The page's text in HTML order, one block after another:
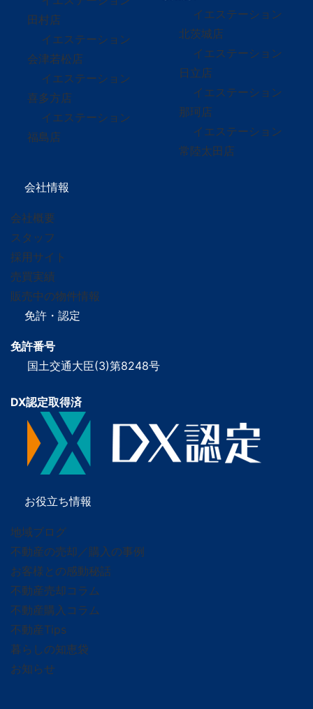
田村店
イエステーション
会津若松店
イエステーション
喜多方店
イエステーション
福島店
イエステーション
北茨城店
イエステーション
日立店
イエステーション
那珂店
イエステーション
常陸太田店
会社情報
会社概要
スタッフ
採用サイト
売買実績
販売中の物件情報
免許・認定
免許番号
国土交通大臣(3)第8248号
DX認定取得済
お役立ち情報
地域ブログ
不動産の売却／購入の事例
お客様との感動秘話
不動産売却コラム
不動産購入コラム
不動産Tips
暮らしの知恵袋
お知らせ